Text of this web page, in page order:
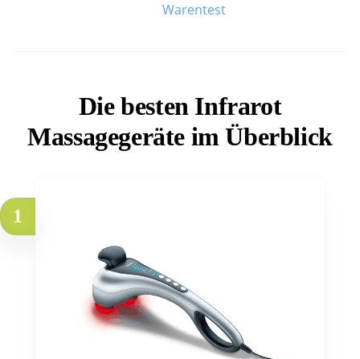
Warentest
Die besten Infrarot
Massagegeräte im Überblick
1